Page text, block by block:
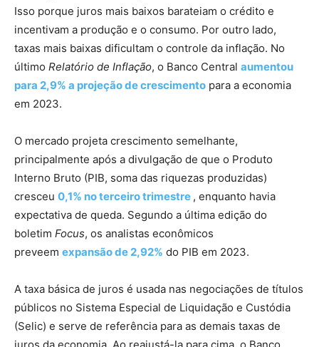
Isso porque juros mais baixos barateiam o crédito e
incentivam a produção e o consumo. Por outro lado,
taxas mais baixas dificultam o controle da inflação. No
último Relatório de Inflação, o Banco Central aumentou
para 2,9% a projeção de crescimento para a economia
em 2023.
O mercado projeta crescimento semelhante,
principalmente após a divulgação de que o Produto
Interno Bruto (PIB, soma das riquezas produzidas)
cresceu 0,1% no terceiro trimestre , enquanto havia
expectativa de queda. Segundo a última edição do
boletim Focus, os analistas econômicos
preveem expansão de 2,92% do PIB em 2023.
A taxa básica de juros é usada nas negociações de títulos
públicos no Sistema Especial de Liquidação e Custódia
(Selic) e serve de referência para as demais taxas de